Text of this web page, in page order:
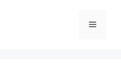
Menu